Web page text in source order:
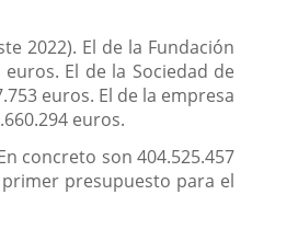
2022). El de la Fundación
El de la Sociedad de
euros. El de la empresa
euros.
concreto son 404.525.457
presupuesto para el